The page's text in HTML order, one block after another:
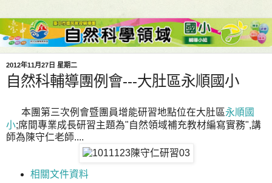
2012年11月27日 星期二
自然科輔導團例會---大肚區永順國小
本團第三次例會暨團員增能研習地點位在大肚區永順國
小;席間專業成長研習主題為"自然領域補充教材編寫實務",講
師為陳守仁老師....
相關文件資料